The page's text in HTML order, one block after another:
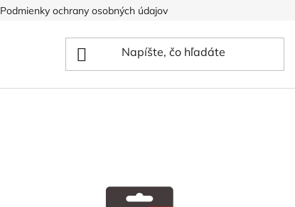
Podmienky ochrany osobných údajov